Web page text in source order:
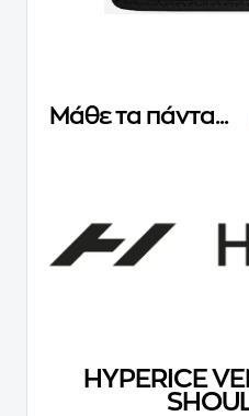
Μάθε τα πάντα...
HYPERICE